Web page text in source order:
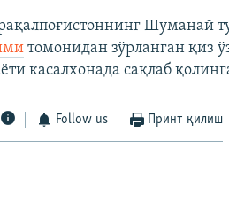
Шуманай
томонидан зўрланган қиз
касалхонада сақлаб
Follow us Принт қилиш